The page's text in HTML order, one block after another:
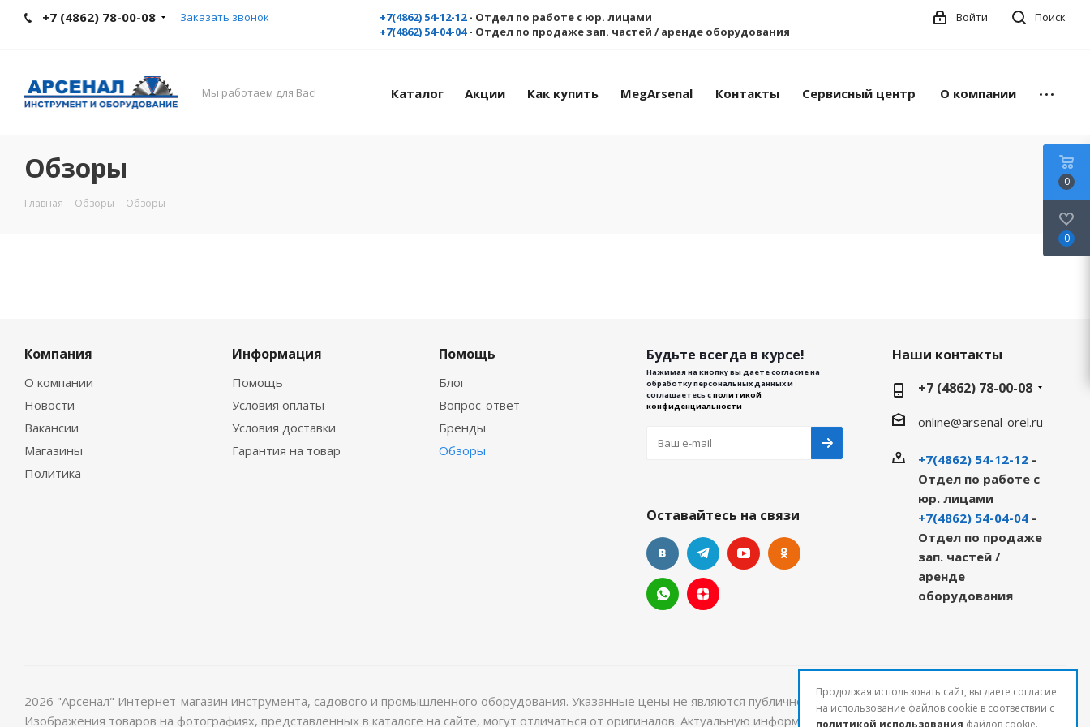
+7 (4862) 78-00-08 Заказать звонок +7(4862) 54-12-12- Отдел по работе с юр. лицами
+7(4862) 54-04-04- Отдел по продаже зап. частей / аренде оборудования
Поиск
Войти
Мы работаем для Вас! Каталог Акции Как купить MegArsenal Контакты Сервисный центр О компании
Обзоры
Главная - Обзоры - Обзоры
Компания
О компании
Новости
Вакансии
Магазины
Политика
Информация
Помощь
Условия оплаты
Условия доставки
Гарантия на товар
Помощь
Блог
Вопрос-ответ
Бренды
Обзоры
Будьте всегда в курсе!
Нажимая на кнопку вы даете согласие на
обработку персональных данных и
соглашаетесь сполитикой
конфиденциальности
Оставайтесь на связи
Наши контакты
+7 (4862) 78-00-08
online@arsenal-orel.ru
+7(4862) 54-12-12-
Отдел по работе с
юр. лицами
+7(4862) 54-04-04-
Отдел по продаже
зап. частей /
аренде
оборудования
2026 "Арсенал" Интернет-магазин инструмента, садового и промышленного оборудования. Указанные цены не являются публичной офертой и могут быть изменены.
Изображения товаров на фотографиях, представленных в каталоге на сайте, могут отличаться от оригиналов. Актуальную информацию о стоимости и наличии товаров
0
0
Продолжая использовать сайт, вы даете согласие
на использование файлов cookie в соотвествии с
политикой использования файлов cookie.